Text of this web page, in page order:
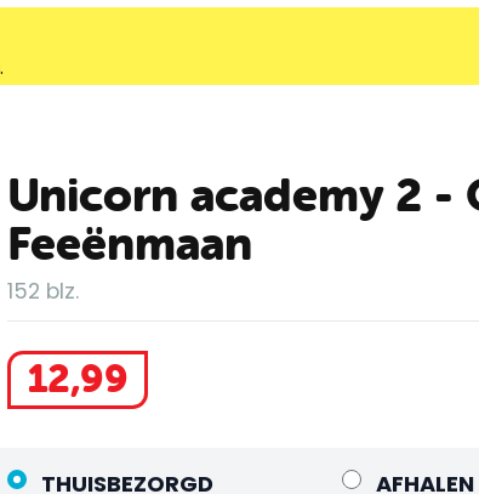
.
Unicorn academy 2 -
Feeënmaan
152 blz.
12,99
THUISBEZORGD AFHALEN